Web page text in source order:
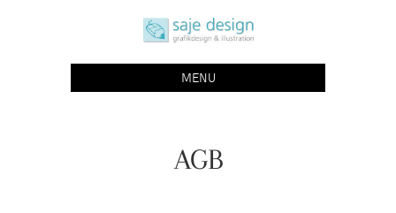
saje design bonn
grafikdesign | buchgestaltung | illustration
MENU
AGB